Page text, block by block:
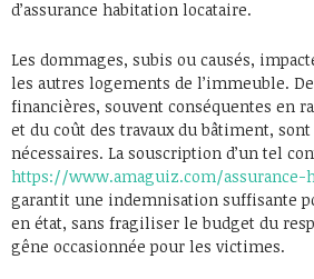
d’assurance habitation locataire.
Les dommages, subis ou causés,
les autres logements de l’immeuble.
financières, souvent conséquentes en
et du coût des travaux du bâtiment,
nécessaires. La souscription d’un tel
https://www.amaguiz.com/assurance-
garantit une indemnisation suffisante
en état, sans fragiliser le budget du
gêne occasionnée pour les victimes.